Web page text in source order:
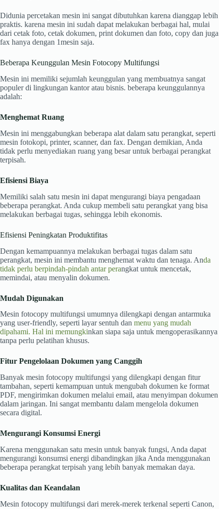
Didunia percetakan mesin ini sangat dibutuhkan karena dianggap lebih
praktis. karena mesin ini sudah dapat melakukan berbagai hal, mulai
dari cetak foto, cetak dokumen, print dokumen dan foto, copy dan juga
fax hanya dengan 1mesin saja.
Beberapa Keunggulan Mesin Fotocopy Multifungsi
Mesin ini memiliki sejumlah keunggulan yang membuatnya sangat
populer di lingkungan kantor atau bisnis. beberapa keunggulannya
adalah:
Menghemat Ruang
Mesin ini menggabungkan beberapa alat dalam satu perangkat, seperti
mesin fotokopi, printer, scanner, dan fax. Dengan demikian, Anda
tidak perlu menyediakan ruang yang besar untuk berbagai perangkat
terpisah.
Efisiensi Biaya
Memiliki salah satu mesin ini dapat mengurangi biaya pengadaan
beberapa perangkat. Anda cukup membeli satu perangkat yang bisa
melakukan berbagai tugas, sehingga lebih ekonomis.
Efisiensi Peningkatan Produktifitas
Dengan kemampuannya melakukan berbagai tugas dalam satu
perangkat, mesin ini membantu menghemat waktu dan tenaga. Anda
tidak perlu berpindah-pindah antar perangkat untuk mencetak,
memindai, atau menyalin dokumen.
Mudah Digunakan
Mesin fotocopy multifungsi umumnya dilengkapi dengan antarmuka
yang user-friendly, seperti layar sentuh dan menu yang mudah
dipahami. Hal ini memungkinkan siapa saja untuk mengoperasikannya
tanpa perlu pelatihan khusus.
Fitur Pengelolaan Dokumen yang Canggih
Banyak mesin fotocopy multifungsi yang dilengkapi dengan fitur
tambahan, seperti kemampuan untuk mengubah dokumen ke format
PDF, mengirimkan dokumen melalui email, atau menyimpan dokumen
dalam jaringan. Ini sangat membantu dalam mengelola dokumen
secara digital.
Mengurangi Konsumsi Energi
Karena menggunakan satu mesin untuk banyak fungsi, Anda dapat
mengurangi konsumsi energi dibandingkan jika Anda menggunakan
beberapa perangkat terpisah yang lebih banyak memakan daya.
Kualitas dan Keandalan
Mesin fotocopy multifungsi dari merek-merek terkenal seperti Canon,